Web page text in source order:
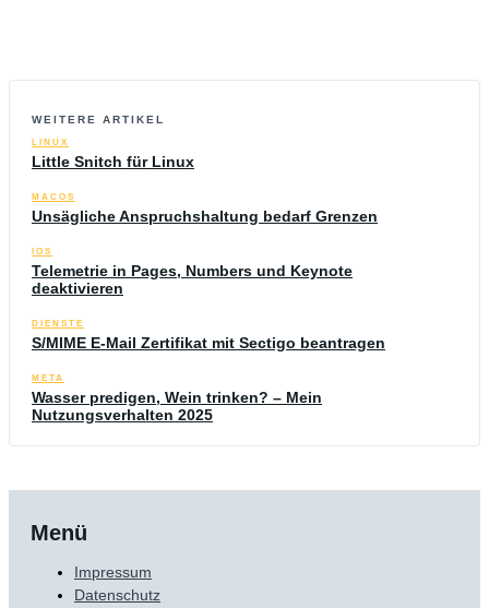
WEITERE ARTIKEL
LINUX
Little Snitch für Linux
MACOS
Unsägliche Anspruchshaltung bedarf Grenzen
IOS
Telemetrie in Pages, Numbers und Keynote
deaktivieren
DIENSTE
S/MIME E-Mail Zertifikat mit Sectigo beantragen
META
Wasser predigen, Wein trinken? – Mein
Nutzungsverhalten 2025
Menü
Impressum
Datenschutz